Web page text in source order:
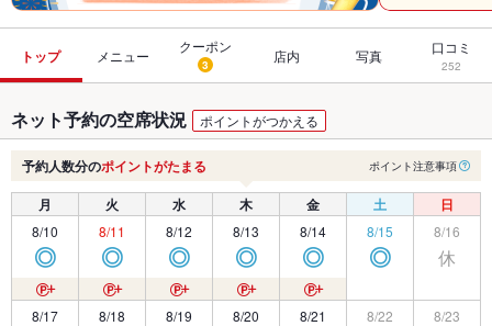
トップ メニュー
クーポン
3 店内 写真 口コミ
252
ネット予約の空席状況 ポイントがつかえる
予約人数分のポイントがたまる ポイント注意事項
月 火 水 木 金 土 日
8/10
◎
8/11
◎
8/12
◎
8/13
◎
8/14
◎
8/15
◎
8/16
休
8/17 8/18 8/19 8/20 8/21 8/22 8/23